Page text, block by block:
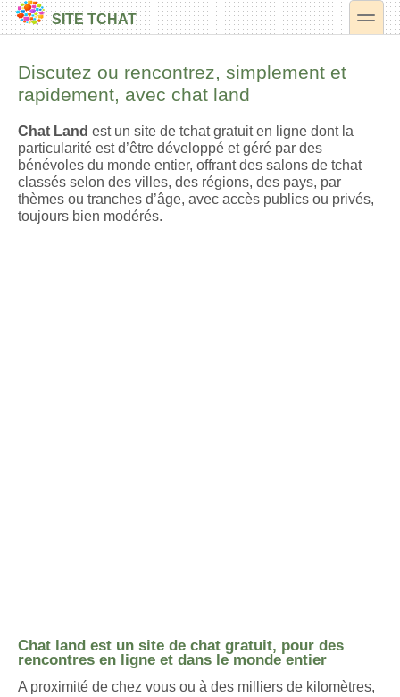
SITE TCHAT toggle
Discutez ou rencontrez, simplement et
rapidement, avec chat land
Chat Land est un site de tchat gratuit en ligne dont la
particularité est d’être développé et géré par des
bénévoles du monde entier, offrant des salons de tchat
classés selon des villes, des régions, des pays, par
thèmes ou tranches d’âge, avec accès publics ou privés,
toujours bien modérés.
Chat land est un site de chat gratuit, pour des
rencontres en ligne et dans le monde entier
A proximité de chez vous ou à des milliers de kilomètres,